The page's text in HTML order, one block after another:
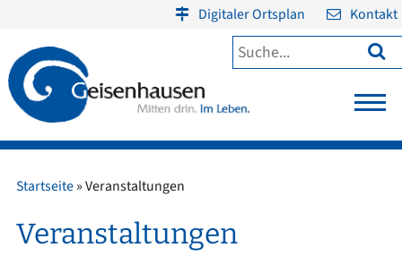
Digitaler Ortsplan Kontakt

Startseite»Veranstaltungen
Veranstaltungen